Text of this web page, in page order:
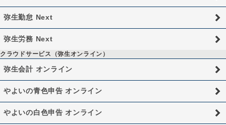
弥生勤怠 Next
弥生労務 Next
クラウドサービス（弥生オンライン）
弥生会計 オンライン
やよいの青色申告 オンライン
やよいの白色申告 オンライン